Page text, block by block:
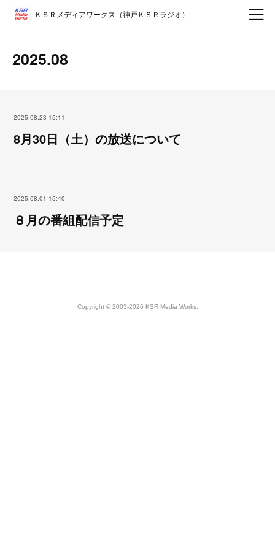
ＫＳＲメディアワークス（神戸ＫＳＲラジオ）
2025.08
2025.08.23 15:11
8月30日（土）の放送について
2025.08.01 15:40
８月の番組配信予定
Copyright © 2003-2026 KSR Media Works.